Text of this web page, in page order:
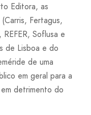
Editora, as
Fertagus,
Soflusa e
de Lisboa e do
de uma
em geral para a
detrimento do